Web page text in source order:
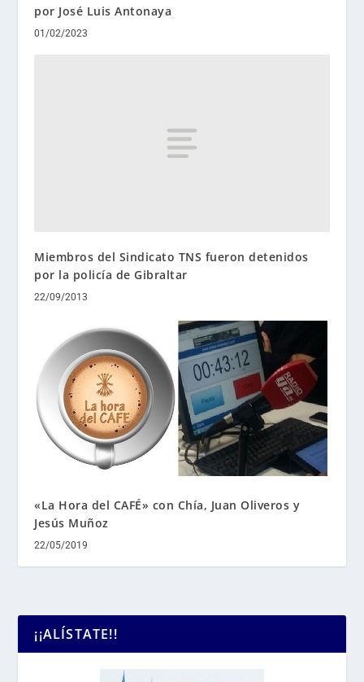
por José Luis Antonaya
01/02/2023
Miembros del Sindicato TNS fueron detenidos
por la policía de Gibraltar
22/09/2013
«La Hora del CAFÉ» con Chía, Juan Oliveros y
Jesús Muñoz
22/05/2019
¡¡ALÍSTATE!!